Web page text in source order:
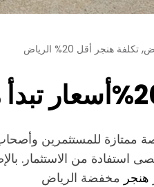
, تكلفة هنجر أقل 20% الرياض
تمثل فرصة ممتازة
هنجر مخفضة الرياض